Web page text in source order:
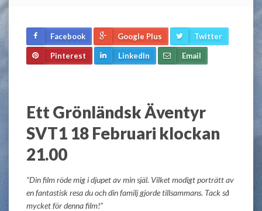
Facebook Google Plus Twitter
Pinterest LinkedIn Email
Ett Grönländsk Äventyr
SVT1 18 Februari klockan
21.00
“Din film röde mig i djupet av min själ. Vilket modigt porträtt av
en fantastisk resa du och din familj gjorde tillsammans. Tack så
mycket för denna film!”